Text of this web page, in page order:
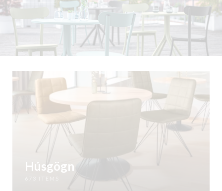
Húsgögn